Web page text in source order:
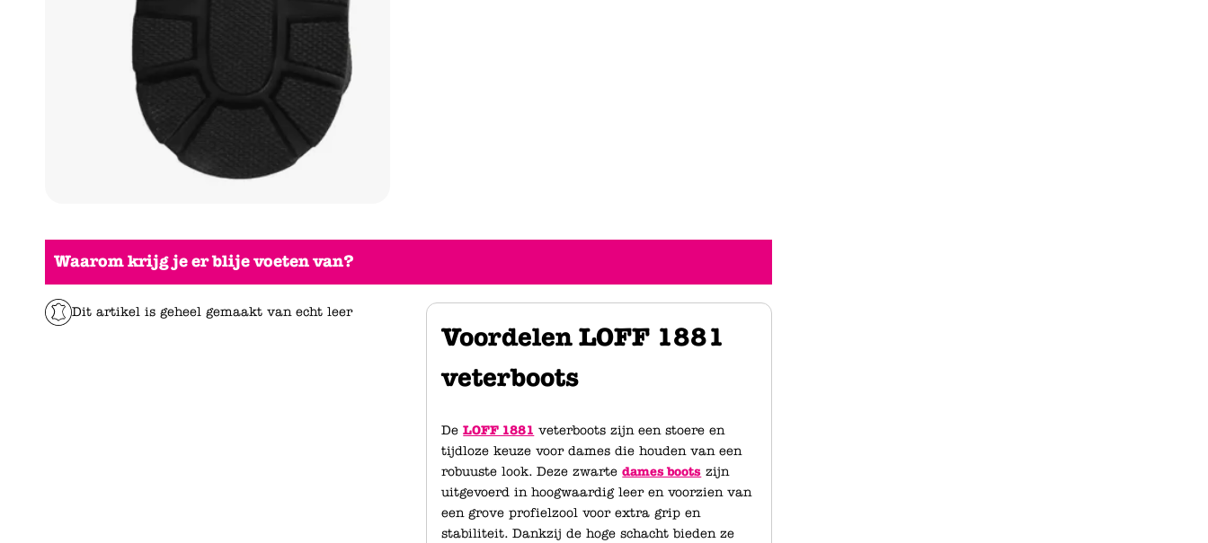
Waarom krijg je er blije voeten van?
Dit artikel is geheel gemaakt van echt leer
Voordelen LOFF 1881
veterboots
DeLOFF 1881 veterboots zijn een stoere en
tijdloze keuze voor dames die houden van een
robuuste look. Deze zwartedames boots zijn
uitgevoerd in hoogwaardig leer en voorzien van
een grove profielzool voor extra grip en
stabiliteit. Dankzij de hoge schacht bieden ze